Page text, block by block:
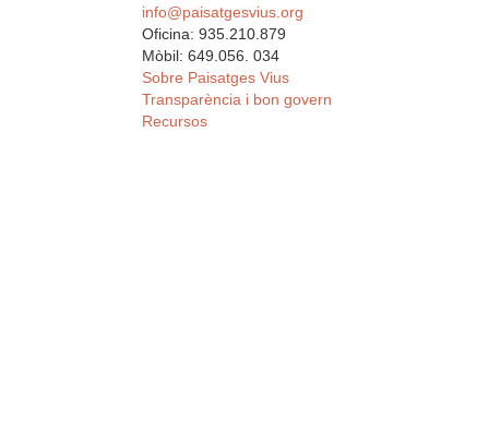
info@paisatgesvius.org
Oficina: 935.210.879
Mòbil: 649.056. 034
Sobre Paisatges Vius
Transparència i bon govern
Recursos